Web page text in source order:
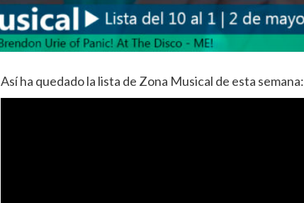
Así ha quedado la lista de Zona Musical de esta semana: